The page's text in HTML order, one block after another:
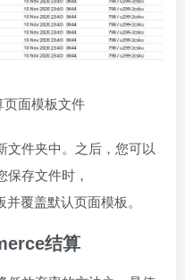
页面模板文件
文件夹中。之后，您可以
保存文件时，
覆盖默认页面模板。
结算